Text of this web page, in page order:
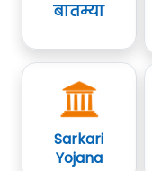
बातम्या
Sarkari
Yojana